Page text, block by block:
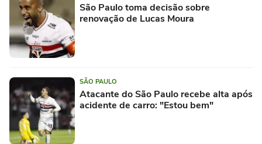
São Paulo toma decisão sobre
renovação de Lucas Moura
SÃO PAULO
Atacante do São Paulo recebe alta após
acidente de carro: "Estou bem"